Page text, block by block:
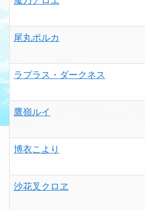
尾丸ポルカ
ラプラス・ダークネス
鷹嶺ルイ
博衣こより
沙花叉クロヱ